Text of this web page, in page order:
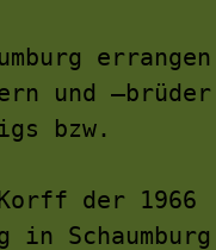
errangen
und –brüder
bzw.
der 1966
Schaumburg